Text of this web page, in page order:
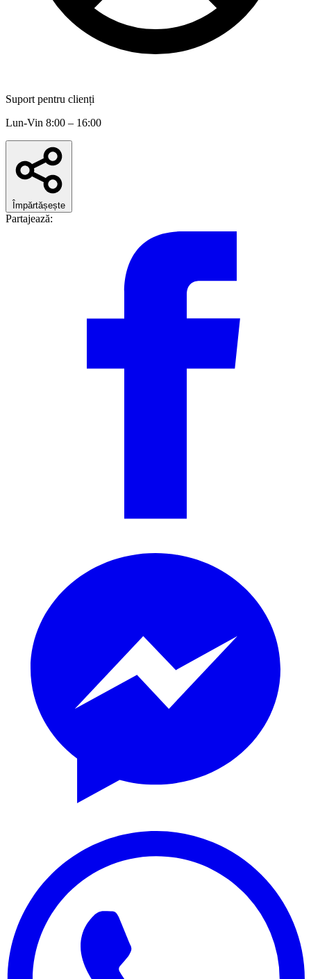
Suport pentru clienți
Lun-Vin 8:00 – 16:00
Împărtășește
Partajează: